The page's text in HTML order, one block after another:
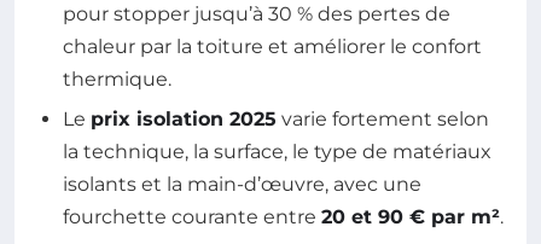
pour stopper jusqu’à 30 % des pertes de
chaleur par la toiture et améliorer le confort
thermique.
Le prix isolation 2025 varie fortement selon
la technique, la surface, le type de matériaux
isolants et la main-d’œuvre, avec une
fourchette courante entre 20 et 90 € par m².